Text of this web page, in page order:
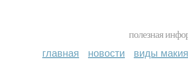
полезная
главная новости виды